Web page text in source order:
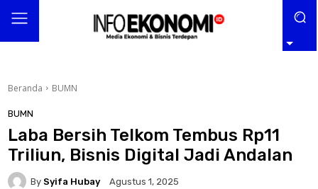
Beranda BUMN
BUMN
Laba Bersih Telkom Tembus Rp11
Triliun, Bisnis Digital Jadi Andalan
By Syifa Hubay Agustus 1, 2025